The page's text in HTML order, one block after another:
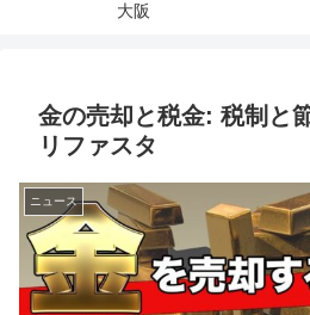
大阪
金の売却と税金: 税制と
リファスタ
ニュース